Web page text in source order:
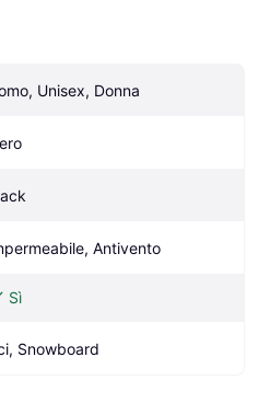
Unisex, Donna
Antivento
Sì
Snowboard